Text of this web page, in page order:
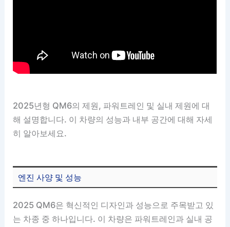
2025년형 QM6의 제원, 파워트레인 및 실내 제원에 대
해 설명합니다. 이 차량의 성능과 내부 공간에 대해 자세
히 알아보세요.
엔진 사양 및 성능
2025 QM6은 혁신적인 디자인과 성능으로 주목받고 있
는 차종 중 하나입니다. 이 차량은 파워트레인과 실내 공